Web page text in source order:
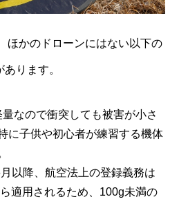
ほかのドローンにはない以下の
ります。
なので衝突しても被害が小さ
に子供や初心者が練習する機体
以降、航空法上の登録義務は
適用されるため、100g未満の